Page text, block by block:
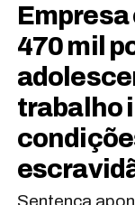
Empresa
470 mil
trabalho
Sentença